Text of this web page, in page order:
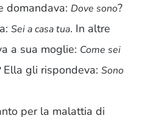
domandava: Dove sono?
Sei a casa tua. In altre
a sua moglie: Come sei
Ella gli rispondeva:Sono
per la malattia di